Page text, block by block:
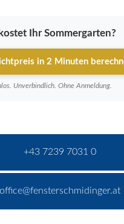
Ihr Sommergarten?
in 2 Minuten
Unverbindlich. Ohne Anmeldung.
+43 7239 7031 0
office@fensterschmidinger.at